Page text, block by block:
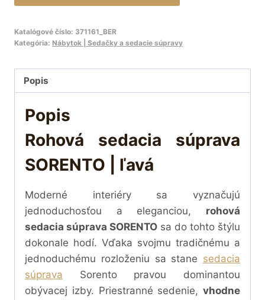
Katalógové číslo: 371161_BER
Kategória: Nábytok | Sedačky a sedacie súpravy
Popis
Popis
Rohová sedacia súprava
SORENTO | ľavá
Moderné interiéry sa vyznačujú
jednoduchosťou a eleganciou, rohová
sedacia súprava SORENTO sa do tohto štýlu
dokonale hodí. Vďaka svojmu tradičnému a
jednoduchému rozloženiu sa stane sedacia
súprava Sorento pravou dominantou
obývacej izby. Priestranné sedenie, vhodne